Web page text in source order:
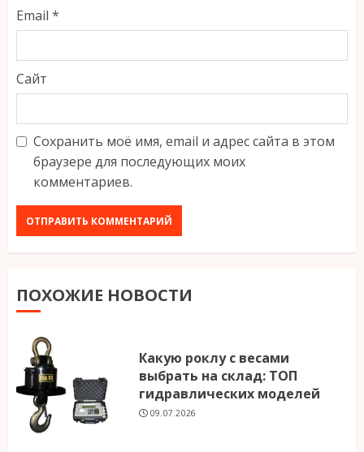
Email *
Сайт
Сохранить моё имя, email и адрес сайта в этом
браузере для последующих моих
комментариев.
ПОХОЖИЕ НОВОСТИ
Какую роклу с весами
выбрать на склад: ТОП
гидравлических моделей
09.07.2026